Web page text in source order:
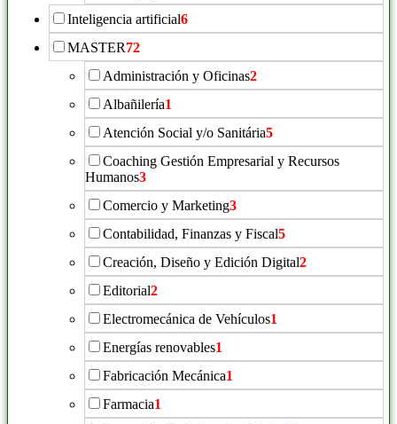
Inteligencia artificial6
MASTER72
Administración y Oficinas2
Albañilería1
Atención Social y/o Sanitária5
Coaching Gestión Empresarial y Recursos
Humanos3
Comercio y Marketing3
Contabilidad, Finanzas y Fiscal5
Creación, Diseño y Edición Digital2
Editorial2
Electromecánica de Vehículos1
Energías renovables1
Fabricación Mecánica1
Farmacia1